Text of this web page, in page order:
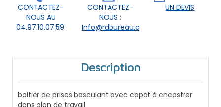
CONTACTEZ-
NOUS AU
04.97.10.07.59.
CONTACTEZ-
NOUS :
Info@rdbureau.com
UN DEVIS
Description
boitier de prises basculant avec capot à encastrer
dans plan de travail